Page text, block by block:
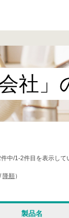
社
中/1-2件目を表示して
/ 降順）
製品名